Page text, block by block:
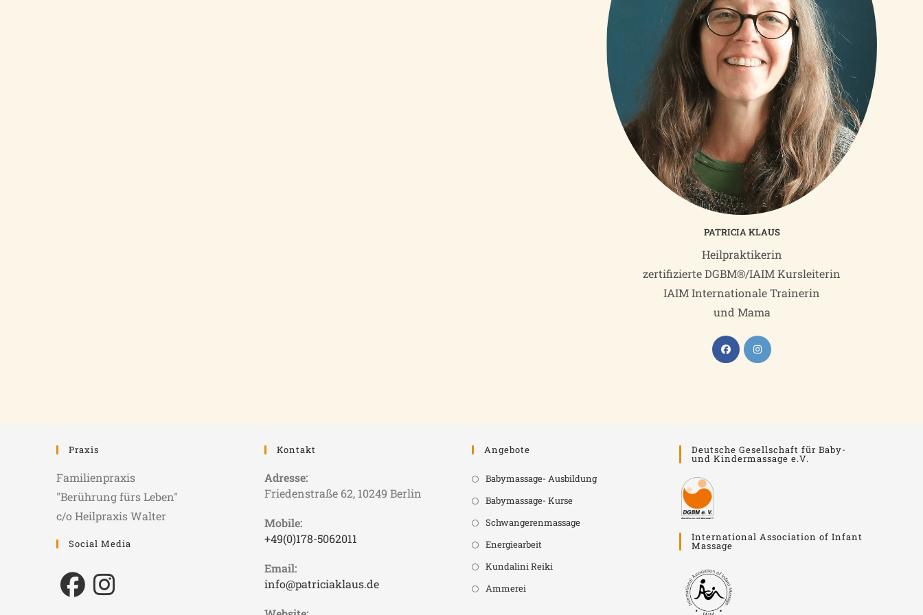
PATRICIA KLAUS
Heilpraktikerin
zertifizierte DGBM®/IAIM Kursleiterin
IAIM Internationale Trainerin
und Mama
Praxis
Familienpraxis
"Berührung fürs Leben"
c/o Heilpraxis Walter
Social Media
Kontakt
Adresse:
Friedenstraße 62, 10249 Berlin
Mobile:
+49(0)178-5062011
Email:
info@patriciaklaus.de
Angebote
Babymassage- Ausbildung
Babymassage- Kurse
Schwangerenmassage
Energiearbeit
Kundalini Reiki
Ammerei
Deutsche Gesellschaft für Baby-
und Kindermassage e.V.
International Association of Infant
Massage